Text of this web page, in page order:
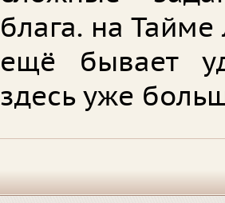
блага. на Тайме
ещё бывает
здесь уже